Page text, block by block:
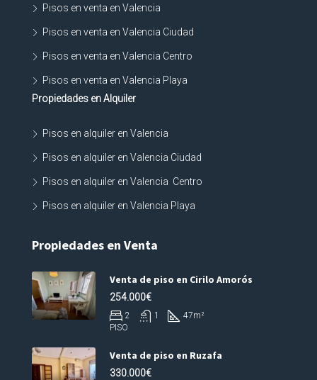
Pisos en venta en Valencia
Pisos en venta en Valencia Ciudad
Pisos en venta en Valencia Centro
Pisos en venta en Valencia Playa
Propiedades en Alquiler
Pisos en alquiler en Valencia
Pisos en alquiler en Valencia Ciudad
Pisos en alquiler en Valencia Centro
Pisos en alquiler en Valencia Playa
Propiedades en Venta
Venta de piso en Cirilo Amorós
254.000€
2 1 47m²
PISO
Venta de piso en Ruzafa
330.000€